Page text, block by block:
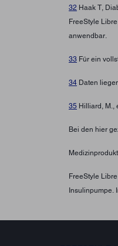
32 Haak T,
FreeStyle
anwendbar.
33 Für ein
34 Daten
35 Hilliard, M.,
Bei den hier
FreeStyle
Insulinpumpe.